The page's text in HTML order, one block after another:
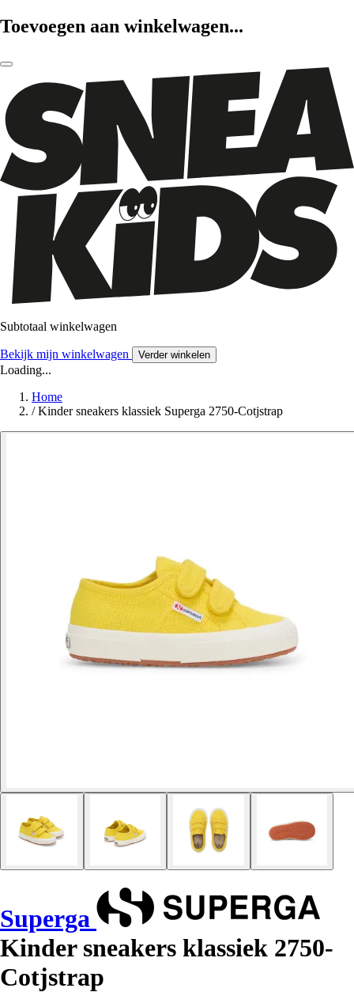
Toevoegen aan winkelwagen...
Subtotaal winkelwagen
Bekijk mijn winkelwagen Verder winkelen
Loading...
Home
/ Kinder sneakers klassiek Superga 2750-Cotjstrap
Superga
Kinder sneakers klassiek 2750-
Cotjstrap